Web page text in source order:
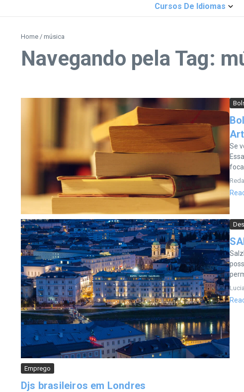
Cursos De Idiomas
Home / música
Navegando pela Tag:
Se
Emprego
Djs brasileiros em Londres